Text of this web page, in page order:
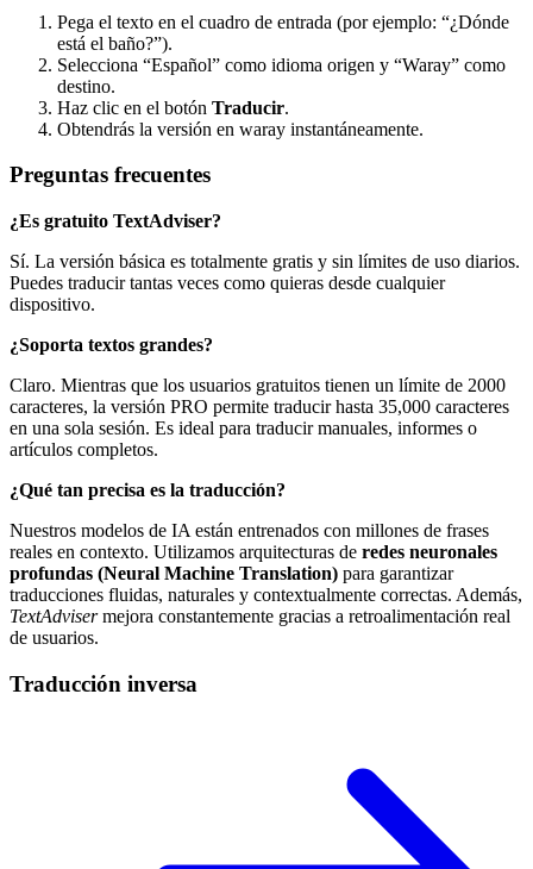
Pega el texto en el cuadro de entrada (por ejemplo: “¿Dónde
está el baño?”).
Selecciona “Español” como idioma origen y “Waray” como
destino.
Haz clic en el botón Traducir.
Obtendrás la versión en waray instantáneamente.
Preguntas frecuentes
¿Es gratuito TextAdviser?
Sí. La versión básica es totalmente gratis y sin límites de uso diarios.
Puedes traducir tantas veces como quieras desde cualquier
dispositivo.
¿Soporta textos grandes?
Claro. Mientras que los usuarios gratuitos tienen un límite de 2000
caracteres, la versión PRO permite traducir hasta 35,000 caracteres
en una sola sesión. Es ideal para traducir manuales, informes o
artículos completos.
¿Qué tan precisa es la traducción?
Nuestros modelos de IA están entrenados con millones de frases
reales en contexto. Utilizamos arquitecturas de redes neuronales
profundas (Neural Machine Translation) para garantizar
traducciones fluidas, naturales y contextualmente correctas. Además,
TextAdvisermejora constantemente gracias a retroalimentación real
de usuarios.
Traducción inversa